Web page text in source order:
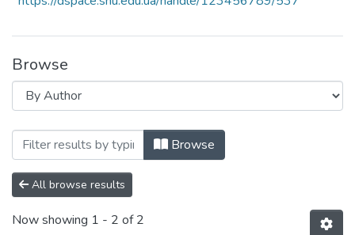
Browse
Browsing Матеріали конференцій,
Browse
All browse results
Now showing 1 - 2 of 2